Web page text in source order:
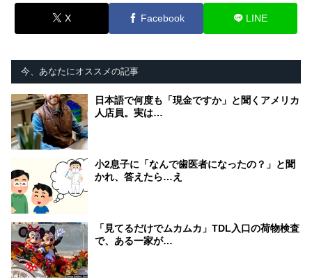
X Facebook LINE
今、あなたにオススメの記事
日本語で何度も「現金ですか」と聞くアメリカ
人店員。実は…
小2息子に「なんで歯医者になったの？」と聞
かれ、答えたら…え
「見てるだけでムカムカ」TDL入口の荷物検査
で、ある一家が…